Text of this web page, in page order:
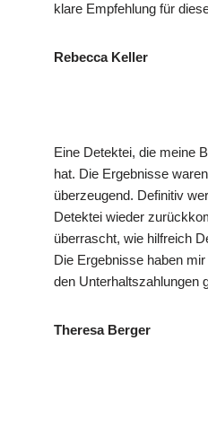
klare Empfehlung für
Rebecca Keller
Eine Detektei, die meine
hat. Die Ergebnisse
überzeugend. Definitiv
Detektei wieder
überrascht, wie hilfreich
Die Ergebnisse haben
den Unterhaltszahlungen
Theresa Berger